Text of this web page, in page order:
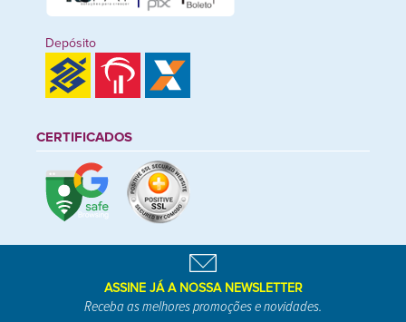
Depósito
CERTIFICADOS
ASSINE JÁ A NOSSA NEWSLETTER
Receba as melhores promoções e novidades.